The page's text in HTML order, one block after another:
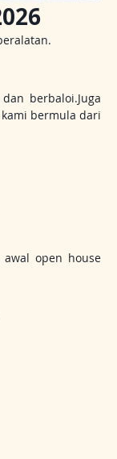
berbaloi.Juga
bermula dari
open house